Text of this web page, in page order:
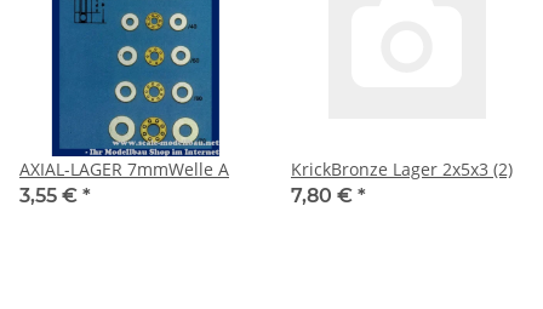
AXIAL-LAGER 7mmWelle A
3,55 € *
KrickBronze Lager 2x5x3 (2)
7,80 € *